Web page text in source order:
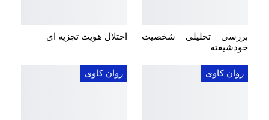
بررسی تحلیلی شخصیت
خودشیفته
اختلال هویت تجزیه ای
روان کاوی روان کاوی